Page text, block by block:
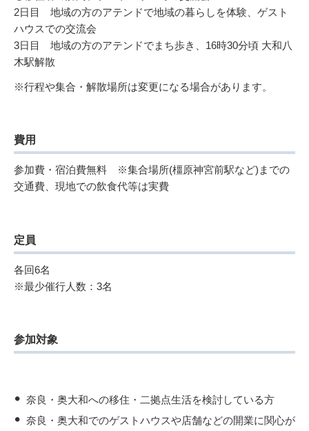
2日目 地域の方のアテンドで地域の暮らしを体験、ゲスト
ハウスでの交流会
3日目 地域の方のアテンドでまち歩き、16時30分頃 大和八
木駅解散
※行程や集合・解散場所は変更になる場合があります。
費用
参加費・宿泊費無料 ※集合場所(橿原神宮前駅など)までの
交通費、現地での飲食代等は実費
定員
各回6名
※最少催行人数：3名
参加対象
奈良・奥大和への移住・二拠点生活を検討している方
奈良・奥大和でのゲストハウスや店舗などの開業に関心が